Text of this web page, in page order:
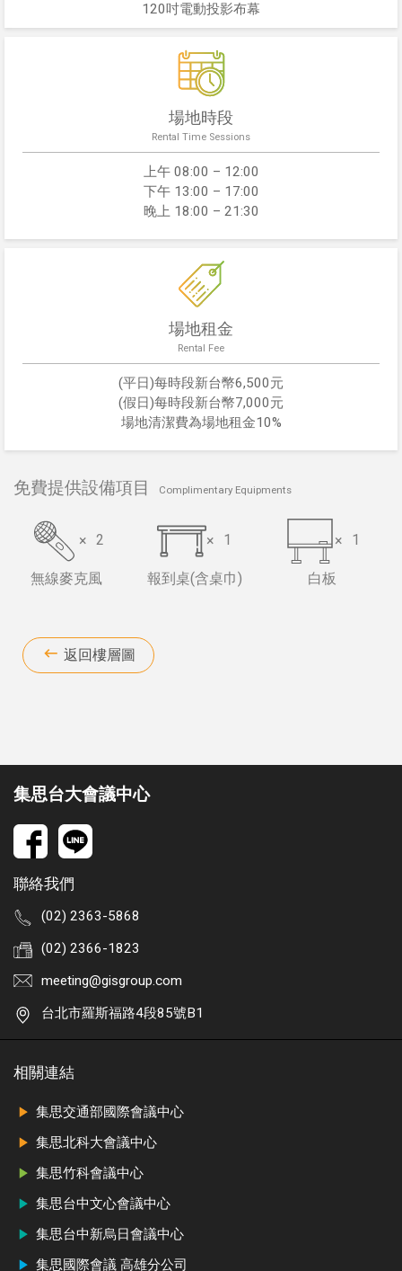
120吋電動投影布幕
場地時段
Rental Time Sessions
上午 08:00 – 12:00
下午 13:00 – 17:00
晚上 18:00 – 21:30
場地租金
Rental Fee
(平日)每時段新台幣6,500元
(假日)每時段新台幣7,000元
場地清潔費為場地租金10%
免費提供設備項目 Complimentary Equipments
× 2
無線麥克風
× 1
報到桌(含桌巾)
× 1
白板
返回樓層圖
集思台大會議中心
聯絡我們
(02) 2363-5868
(02) 2366-1823
meeting@gisgroup.com
台北市羅斯福路4段85號B1
相關連結
集思交通部國際會議中心
集思北科大會議中心
集思竹科會議中心
集思台中文心會議中心
集思台中新烏日會議中心
集思國際會議 高雄分公司